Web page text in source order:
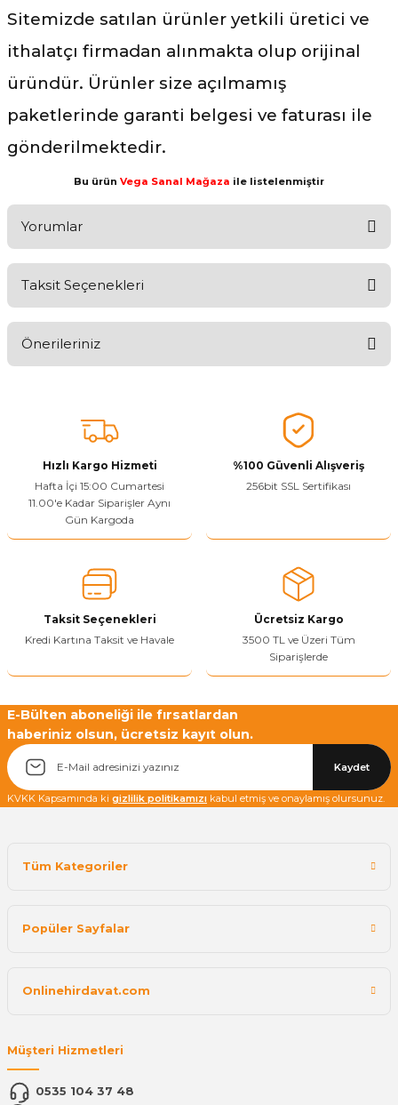
Sitemizde satılan ürünler yetkili üretici ve
ithalatçı firmadan alınmakta olup orijinal
üründür. Ürünler size açılmamış
paketlerinde garanti belgesi ve faturası ile
gönderilmektedir.
Bu ürün Vega Sanal Mağaza ile listelenmiştir
Yorumlar
Ürünü Değerlendir
Taksit Seçenekleri
Önerileriniz
tarafımıza iletebilirsiniz.
Görüş ve önerileriniz için teşekkür ederiz.
Ürün resmi kalitesiz, bozuk veya görüntülenemiyor.
Ürün açıklamasında eksik bilgiler bulunuyor.
Sitenize Pek Güvenemedim
Bu ürüne benzer farklı alternatifler olmalı.
Yetkiliye Gönder
Hızlı Kargo Hizmeti
Hafta İçi 15:00 Cumartesi
11.00'e Kadar Siparişler Aynı
Gün Kargoda
%100 Güvenli Alışveriş
256bit SSL Sertifikası
Taksit Seçenekleri
Kredi Kartına Taksit ve Havale
Ücretsiz Kargo
3500 TL ve Üzeri Tüm
Siparişlerde
E-Bülten aboneliği ile fırsatlardan
haberiniz olsun, ücretsiz kayıt olun.
Kaydet
KVKK Kapsamında ki gizlilik politikamızı kabul etmiş ve onaylamış olursunuz.
Tüm Kategoriler
Popüler Sayfalar
Onlinehirdavat.com
Müşteri Hizmetleri
0535 104 37 48